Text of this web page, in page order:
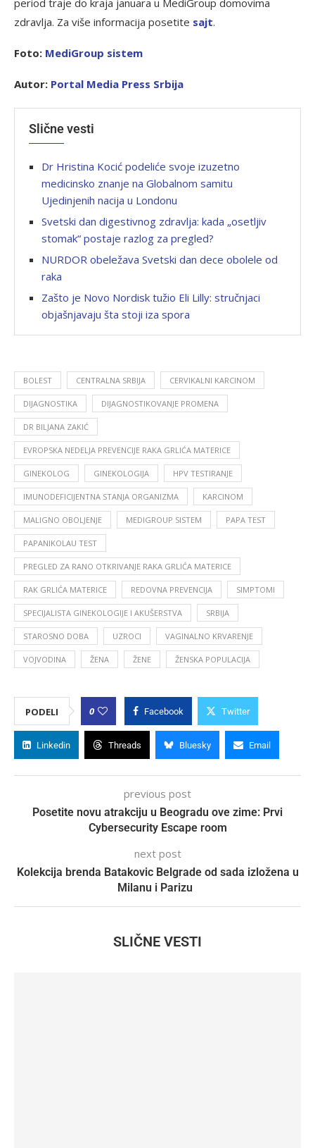
zdravlja. Za više informacija posetite sajt.
Foto: MediGroup sistem
Autor: Portal Media Press Srbija
Slične vesti
Dr Hristina Kocić podeliće svoje izuzetno
medicinsko znanje na Globalnom samitu
Ujedinjenih nacija u Londonu
Svetski dan digestivnog zdravlja: kada „osetljiv
stomak“ postaje razlog za pregled?
NURDOR obeležava Svetski dan dece obolele od
raka
Zašto je Novo Nordisk tužio Eli Lilly: stručnjaci
objašnjavaju šta stoji iza spora
BOLEST CENTRALNA SRBIJA CERVIKALNI KARCINOM
DIJAGNOSTIKA DIJAGNOSTIKOVANJE PROMENA
DR BILJANA ZAKIĆ
EVROPSKA NEDELJA PREVENCIJE RAKA GRLIĆA MATERICE
GINEKOLOG GINEKOLOGIJA HPV TESTIRANJE
IMUNODEFICIJENTNA STANJA ORGANIZMA KARCINOM
MALIGNO OBOLJENJE MEDIGROUP SISTEM PAPA TEST
PAPANIKOLAU TEST
PREGLED ZA RANO OTKRIVANJE RAKA GRLIĆA MATERICE
RAK GRLIĆA MATERICE REDOVNA PREVENCIJA SIMPTOMI
SPECIJALISTA GINEKOLOGIJE I AKUŠERSTVA SRBIJA
STAROSNO DOBA UZROCI VAGINALNO KRVARENJE
VOJVODINA ŽENA ŽENE ŽENSKA POPULACIJA
PODELI 0 Facebook Twitter
Linkedin Threads Bluesky Email
previous post
Posetite novu atrakciju u Beogradu ove zime: Prvi
Cybersecurity Escape room
next post
Kolekcija brenda Batakovic Belgrade od sada izložena u
Milanu i Parizu
SLIČNE VESTI